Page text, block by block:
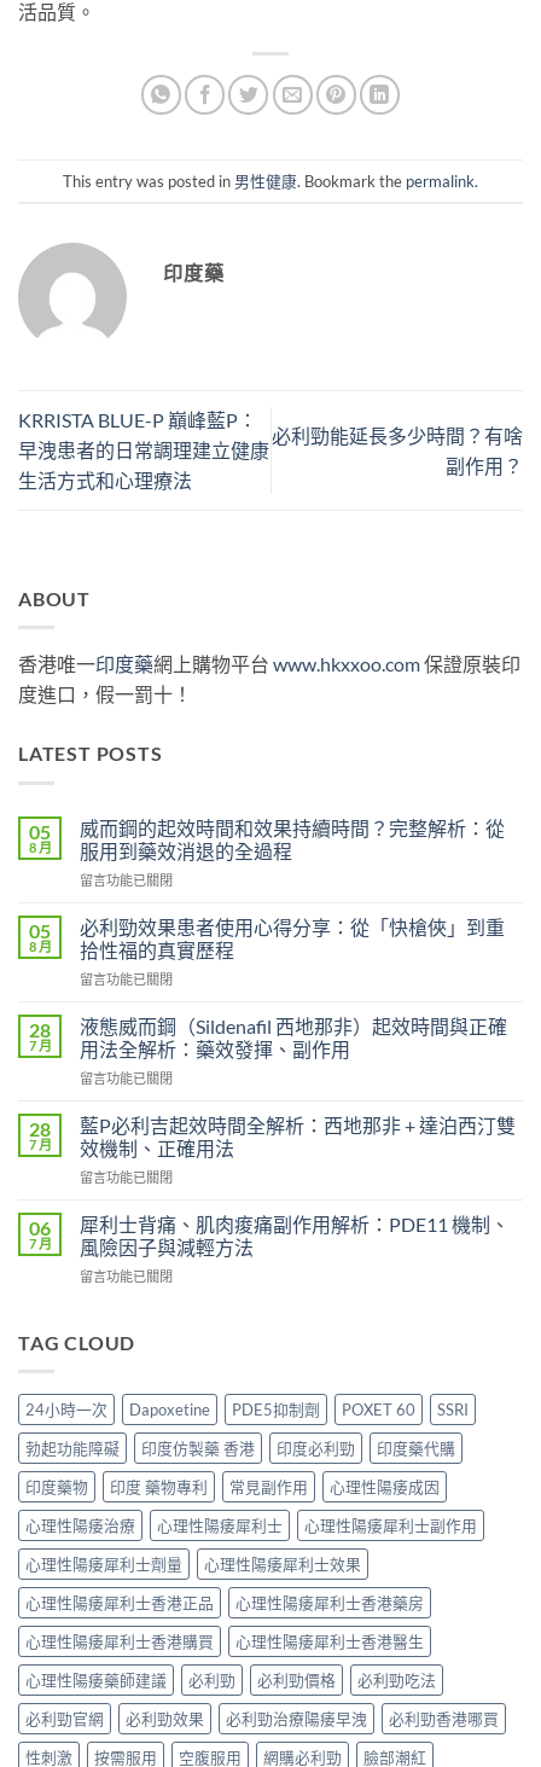
活品質。
This entry was posted in 男性健康. Bookmark the permalink.
印度藥
KRRISTA BLUE-P 巔峰藍P：
早洩患者的日常調理建立健康
生活方式和心理療法
必利勁能延長多少時間？有啥
副作用？
ABOUT
香港唯一印度藥網上購物平台 www.hkxxoo.com保證原裝印
度進口，假一罰十！
LATEST POSTS
05
8 月
威而鋼的起效時間和效果持續時間？完整解析：從
服用到藥效消退的全過程
在
而
鋼
的
起
時
間
和
效
持
續
間？
整
解
析：
到
效
消
退
的
全
過
程〉
中
留言功能已關閉
05
8 月
必利勁效果患者使用心得分享：從「快槍俠」到重
拾性福的真實歷程
在
利
勁
效
果
者
使
用
心
分
享：
「快
到
性
福
的
真
實
歷
程〉
中
留言功能已關閉
28
7 月
液態威而鋼（Sildenafil 西地那非）起效時間與正確
用法全解析：藥效發揮、副作用
在
態
威
而
鋼
西
地
那
非）
時
確
用
法
全
解
析：
藥
效
發
揮、
副
作
用〉
中
留言功能已關閉
28
7 月
藍P必利吉起效時間全解析：西地那非 + 達泊西汀雙
效機制、正確用法
在
P
必
利
吉
時
析：
西
地
那
非
+
達
泊
西
汀
雙
效
機
制、
正
確
用
留言功能已關閉
06
7 月
犀利士背痛、肌肉痠痛副作用解析：PDE11 機制、
風險因子與減輕方法
在
士
肌
痠
痛
副
作
用
解
析：
PDE11
機
制、
風
險
因
子
與
減
留言功能已關閉
TAG CLOUD
24小時一次 Dapoxetine PDE5抑制劑 POXET 60
SSRI
勃起功能障礙
印度仿製藥 香港 印度必利勁
印度藥代購
印度藥物
印度 藥物專利 常見副作用
心理性陽痿成因
心理性陽痿治療
心理性陽痿犀利士
心理性陽痿犀利士副作用
心理性陽痿犀利士劑量
心理性陽痿犀利士效果
心理性陽痿犀利士香港正品
心理性陽痿犀利士香港藥房
心理性陽痿犀利士香港購買
心理性陽痿犀利士香港醫生
心理性陽痿藥師建議
必利勁 必利勁價格
必利勁吃法
必利勁官網
必利勁效果 必利勁治療陽痿早洩
必利勁香港哪買
性刺激
按需服用 空腹服用 網購必利勁
臉部潮紅